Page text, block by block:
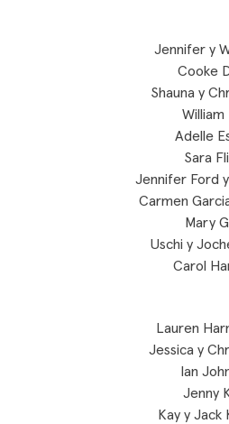
Jennifer y
Cooke
Shauna y
William
Adelle
Sara
Jennifer Ford
Carmen
Mary
Uschi y
Carol
Lauren
Jessica y
Ian
Jenny
Kay y Jack